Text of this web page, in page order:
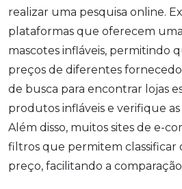
realizar uma pesquisa online.
plataformas que oferecem
mascotes infláveis, permitindo
preços de diferentes
de busca para encontrar lojas
produtos infláveis e verifique
Além disso, muitos sites de e-
filtros que permitem classificar
preço, facilitando a